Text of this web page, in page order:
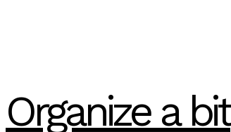
Organize a bit